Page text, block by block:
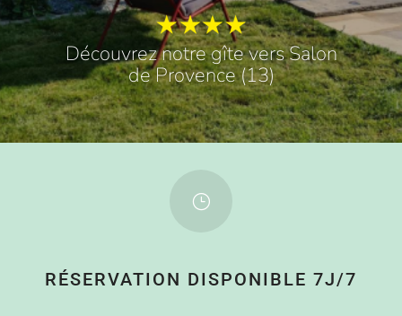
Découvrez notre gîte vers Salon
de Provence (13)
}
RÉSERVATION DISPONIBLE 7J/7